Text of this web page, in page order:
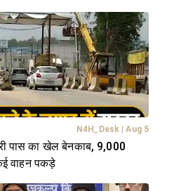
N4H_Desk Aug 5
पास का खेल बेनकाब, 9,000
वाहन पकड़े